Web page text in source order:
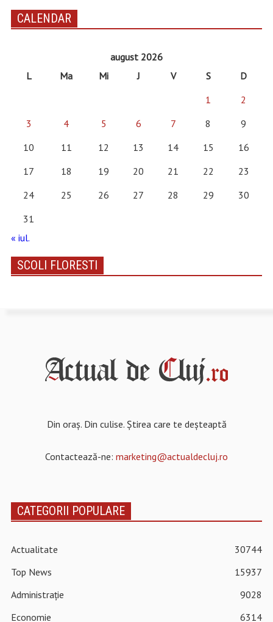
CALENDAR
august 2026
L
Ma Mi J V S
D
1
2
3
4 5 6 7 8
9
10
11 12 13 14 15
16
17
18 19 20 21 22
23
24
25 26 27 28 29
30
31
« iul.
SCOLI FLORESTI
Din oraș. Din culise. Știrea care te deșteaptă
Contactează-ne: marketing@actualdecluj.ro
CATEGORII POPULARE
Actualitate
30744
Top News
15937
Administrație
9028
Economie
6314